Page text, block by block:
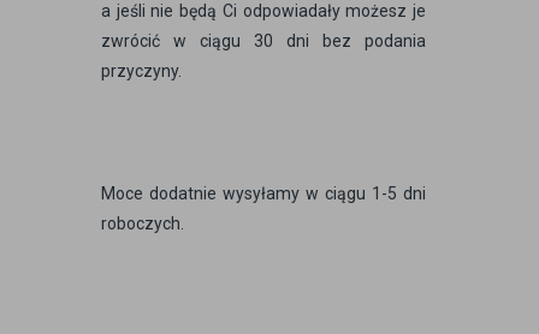
a jeśli nie będą Ci odpowiadały możesz je
zwrócić w ciągu 30 dni bez podania
przyczyny.
Moce dodatnie wysyłamy w ciągu 1-5 dni
roboczych.